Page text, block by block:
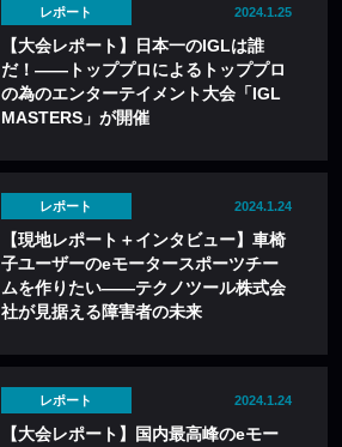
レポート 2024.1.25
【大会レポート】日本一のIGLは誰
だ！——トッププロによるトッププロ
の為のエンターテイメント大会「IGL
MASTERS」が開催
レポート 2024.1.24
【現地レポート＋インタビュー】車椅
子ユーザーのeモータースポーツチー
ムを作りたい——テクノツール株式会
社が見据える障害者の未来
レポート 2024.1.24
【大会レポート】国内最高峰のeモー